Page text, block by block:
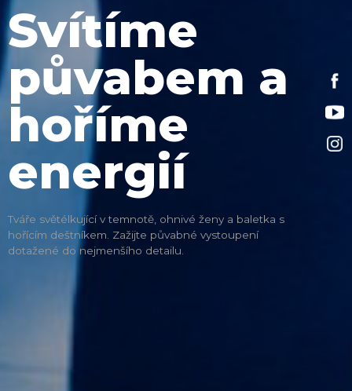
Svítíme
půvabem a
hoříme
energií
Tváře světélkující v temnotě, ohnivé ženy a baletka s
hořícím deštníkem. Zažijte půvabné vystoupení
dotažené do nejmenšího detailu.